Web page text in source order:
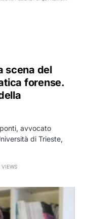
scena del
forense.
avvocato
di Trieste,
VIEWS